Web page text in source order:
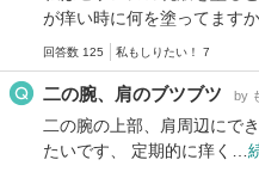
が痒い時に何を塗ってます
回答数 125 私もしりたい！ 7
二の腕、肩のブツブツ by
二の腕の上部、肩周辺にで
たいです、 定期的に痒く…